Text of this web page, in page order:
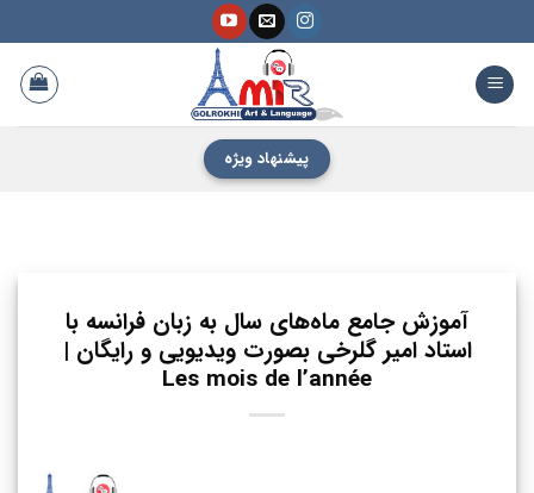
به
محتوا
پیشنهاد ویژه
آموزش جامع ماه‌های سال به زبان فرانسه با
استاد امیر گلرخی بصورت ویدیویی و رایگان |
Les mois de l’année